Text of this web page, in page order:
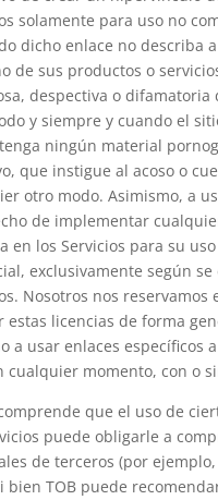
solamente para uso no
dicho enlace no describa a
de sus productos o
despectiva o difamatoria
y siempre y cuando el
ningún material
que instigue al acoso o
otro modo. Asimismo, a
de implementar
en los Servicios para su
exclusivamente según
Nosotros nos reservamos
estas licencias de forma
a usar enlaces específicos
cualquier momento, con o
que el uso de
puede obligarle a
de terceros (por
bien TOB puede